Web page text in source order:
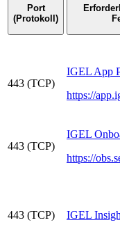
Port
(Protokoll)
443 (TCP)
IGEL App
https://
443 (TCP)
IGEL
https://
443 (TCP) IGEL